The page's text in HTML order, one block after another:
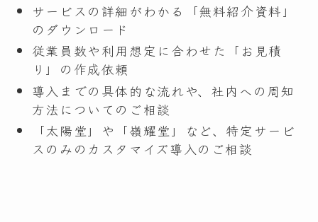
サービスの詳細がわかる「無料紹介資料」
のダウンロード
従業員数や利用想定に合わせた「お見積
り」の作成依頼
導入までの具体的な流れや、社内への周知
方法についてのご相談
「太陽堂」や「嶺耀堂」など、特定サービ
スのみのカスタマイズ導入のご相談